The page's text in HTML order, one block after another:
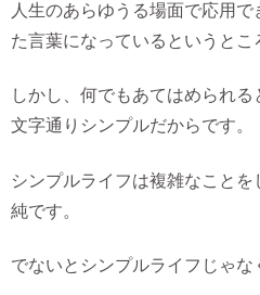
人生のあらゆうる場面で応用
た言葉になっているというとこ
しかし、何でもあてはめられ
文字通りシンプルだからです。
シンプルライフは複雑なこと
純です。
でないとシンプルライフじゃな